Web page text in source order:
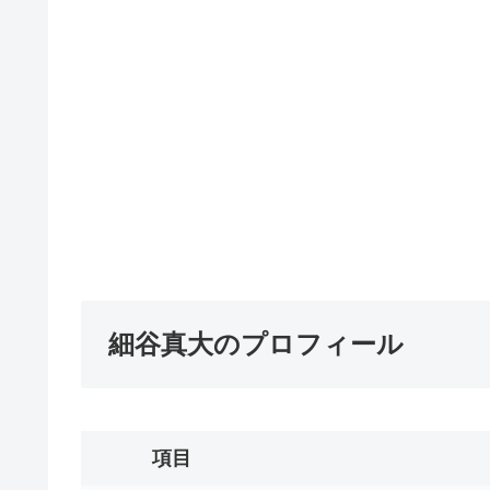
細谷真大のプロフィール
項目